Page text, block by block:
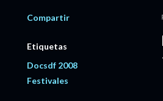
Compartir
Etiquetas
Docsdf 2008
Festivales